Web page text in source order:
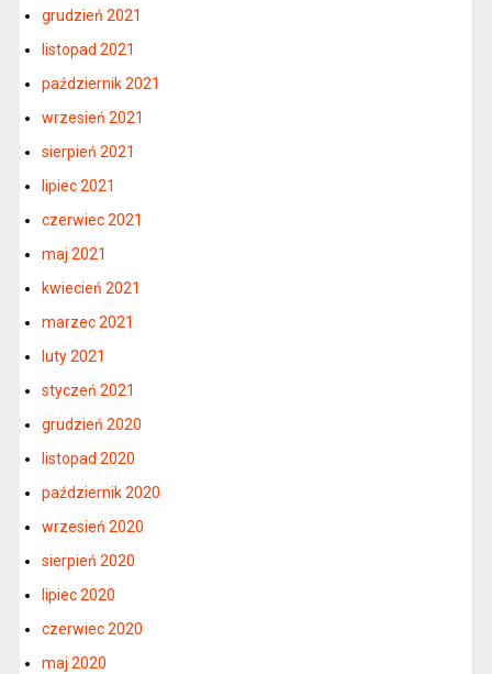
grudzień 2021
listopad 2021
październik 2021
wrzesień 2021
sierpień 2021
lipiec 2021
czerwiec 2021
maj 2021
kwiecień 2021
marzec 2021
luty 2021
styczeń 2021
grudzień 2020
listopad 2020
październik 2020
wrzesień 2020
sierpień 2020
lipiec 2020
czerwiec 2020
maj 2020